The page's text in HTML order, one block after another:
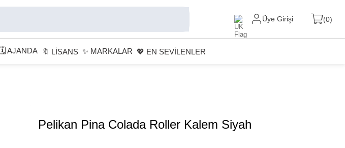
Üye Girişi 0
🗓 AJANDA 🔖 LİSANS ✨ MARKALAR 💖 EN SEVİLENLER
Pelikan Pina Colada Roller Kalem Siyah